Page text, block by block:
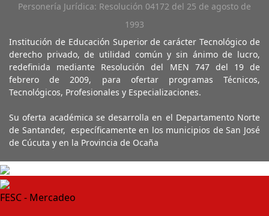
Personería Jurídica: Resolución 04172 del 25 de agosto de
1993
Institución de Educación Superior de carácter Tecnológico de
derecho privado, de utilidad común y sin ánimo de lucro,
redefinida mediante Resolución del MEN 747 del 19 de
febrero de 2009, para ofertar programas Técnicos,
Tecnológicos, Profesionales y Especializaciones.
Su oferta académica se desarrolla en el Departamento Norte
de Santander, específicamente en los municipios de San José
de Cúcuta y en la Provincia de Ocaña
FESC - Mercadeo